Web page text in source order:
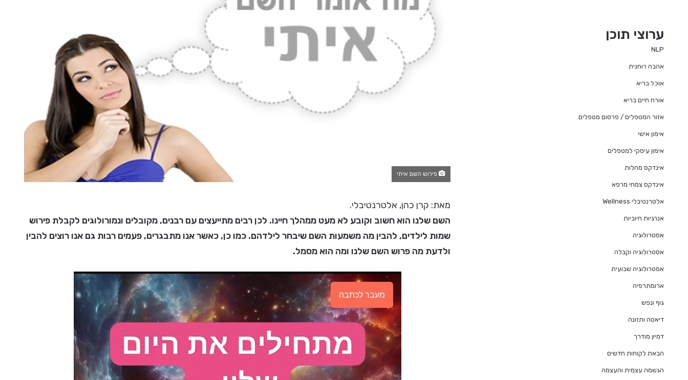
פירוש השם איתי
מאת: קרן כהן, אלטרנטיבלי.
השם שלנו הוא חשוב וקובע לא מעט ממהלך חיינו. לכן רבים מתייעצים עם רבנים, מקובלים ונמורולוגים לקבלת פירוש
שמות לילדים, להבין מה משמעות השם שיבחר לילדהם. כמו כן, כאשר אנו מתבגרים, פעמים רבות גם אנו רוצים להבין
ולדעת מה פרוש השם שלנו ומה הוא מסמל.
מעבר לכתבה
ערוצי תוכן
NLP
אהבה רוחנית
אוכל בריא
אורח חיים בריא
אזור המטפלים / פרסום מטפלים
אימון אישי
אימון עיסקי למטפלים
אינדקס מחלות
אינדקס צמחי מרפא
אלטרנטיבלי Wellness
אנרגיות חיוביות
אסטרולוגיה
אסטרולוגיה וקבלה
אסטרולוגיה שבועית
ארומתרפיה
גוף ונפש
דיאטה ותזונה
דמיון מודרך
הבאת לקוחות חדשים
הגשמה עצמית והעצמה